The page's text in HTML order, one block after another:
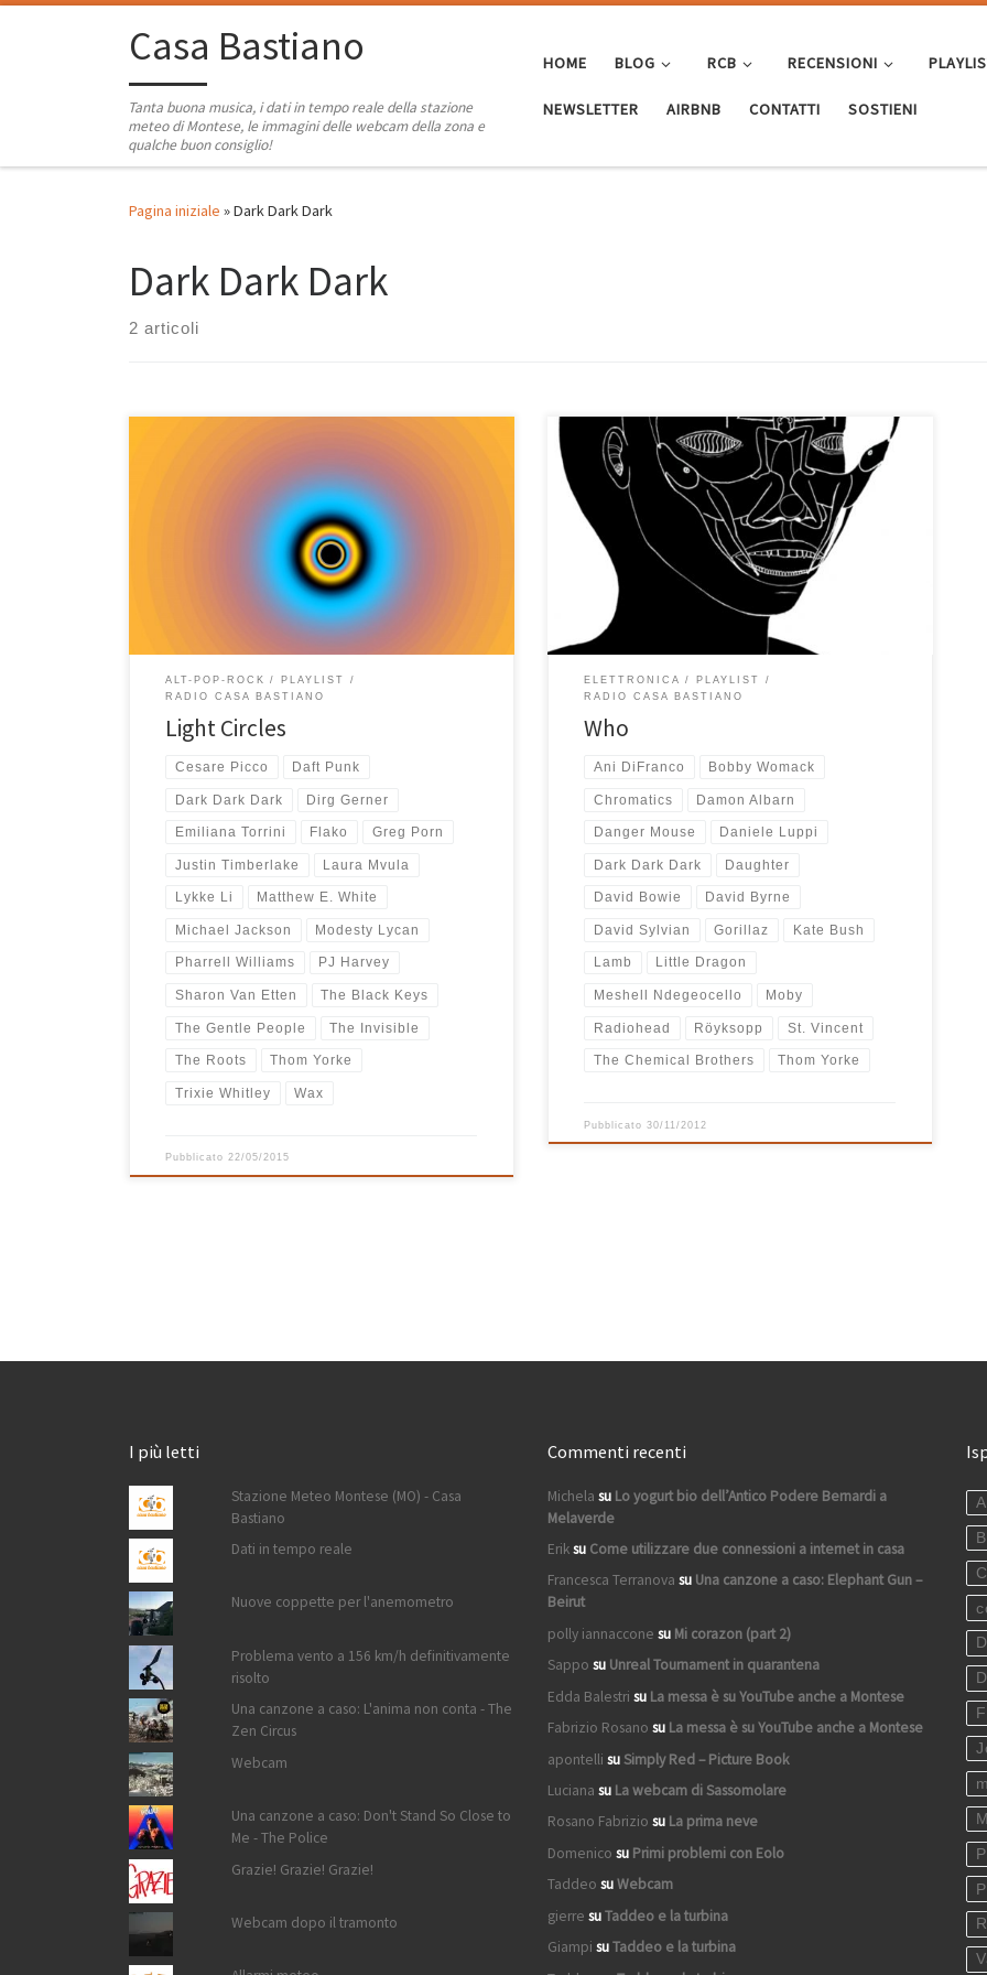
Passa al contenutoCasa Bastiano
Tanta buona musica, i dati in tempo reale della stazione
meteo di Montese, le immagini delle webcam della zona e
qualche buon consiglio!
HOME BLOG RCB RECENSIONI
NEWSLETTER AIRBNB CONTATTI SOSTIENI
Pagina iniziale »Dark Dark Dark
Dark Dark Dark
2 articoli
Ha avuto una storia un po’ travagliata questa nuova
playlist di Radio Casa Bastiano. Ho iniziato ad
abbozzarla parecchi mesi fa ed in pochi giorni
sono arrivato alla sua versione finale. Poi, prima della
pubblicazione, l’ho ascoltata diverse volte come
faccio sempre e c’era qualcosa che non mi
convinceva. Non ho capito […]
ALT-POP-ROCK
PLAYLIST
RADIO CASA BASTIANO
Light Circles
Cesare Picco Daft Punk
Dark Dark Dark Dirg Gerner
Emiliana Torrini Flako Greg Porn
Justin Timberlake Laura Mvula
Lykke Li Matthew E. White
Michael Jackson Modesty Lycan
Pharrell Williams PJ Harvey
Sharon Van Etten The Black Keys
The Gentle People The Invisible
The Roots Thom Yorke
Trixie Whitley Wax
Pubblicato22/05/2015
E’ musica per un inizio inverno piacevolmente
elettronico quella contenuta all’interno di Who, la
playlist di novembre di RCB. Lo so, ho più volte
dichiarato su queste pagine di essere per natura un
rockettaro e non me ne pento, anche se è giunto il
momento di ammettere che sono sempre più
sensibile […]
ELETTRONICA
PLAYLIST
RADIO CASA BASTIANO
Who
Ani DiFranco Bobby Womack
Chromatics Damon Albarn
Danger Mouse Daniele Luppi
Dark Dark Dark Daughter
David Bowie David Byrne
David Sylvian Gorillaz Kate Bush
Lamb Little Dragon
Meshell Ndegeocello Moby
Radiohead Röyksopp St. Vincent
The Chemical Brothers Thom Yorke
Pubblicato30/11/2012
I più letti
Stazione Meteo Montese (MO) - Casa
Bastiano
Dati in tempo reale
Nuove coppette per l'anemometro
Problema vento a 156 km/h definitivamente
risolto
Una canzone a caso: L'anima non conta - The
Zen Circus
Webcam
Una canzone a caso: Don't Stand So Close to
Me - The Police
Grazie! Grazie! Grazie!
Webcam dopo il tramonto
Commenti recenti
Michela su Lo yogurt bio dell’Antico Podere Bernardi a
Melaverde
Eriksu Come utilizzare due connessioni a internet in casa
Francesca Terranova su Una canzone a caso: Elephant Gun –
Beirut
polly iannaccone su Mi corazon (part 2)
Sappo su Unreal Tournament in quarantena
Edda Balestri su La messa è su YouTube anche a Montese
Fabrizio Rosano su La messa è su YouTube anche a Montese
apontelli suSimply Red – Picture Book
Luciana su La webcam di Sassomolare
Rosano Fabrizio su La prima neve
Domenico su Primi problemi con Eolo
Taddeo suWebcam
gierre suTaddeo e la turbina
Giampi suTaddeo e la turbina